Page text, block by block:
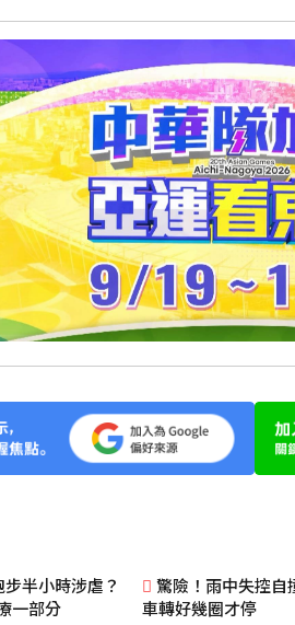
半小時涉虐？
一部分
驚險！雨中失控自
車轉好幾圈才停